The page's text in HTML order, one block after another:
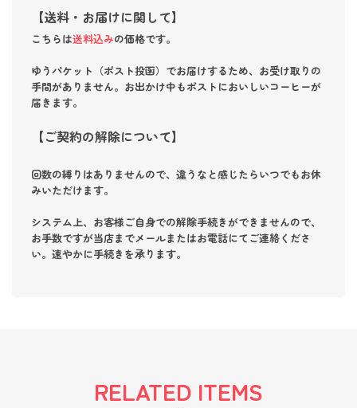
【送料・お届けに関して】
こちらは送料込みの価格です。
ゆうパケット（ポスト投函）でお届けするため、お受け取りの
手間がありません。お出かけ中もポストにおいしいコーヒーが
届きます。
【ご契約の解除について】
回数の縛りはありませんので、違うなと感じたらいつでもお休
みいただけます。
システム上、お客様ご自身での解除手続きができませんので、
お手数ですが当店までメールまたはお電話にてご連絡くださ
い。 速やかに手続きを承ります。
RELATED ITEMS